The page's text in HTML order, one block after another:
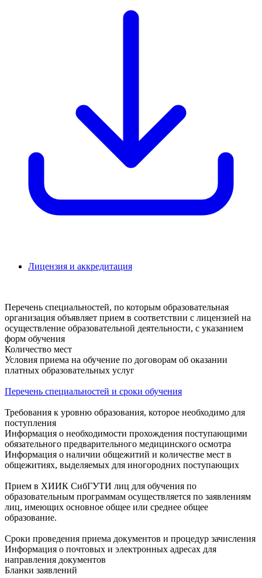
Лицензия и аккредитация
Перечень специальностей, по которым образовательная
организация объявляет прием в соответствии с лицензией на
осуществление образовательной деятельности, с указанием
форм обучения
Количество мест
Условия приема на обучение по договорам об оказании
платных образовательных услуг
Перечень специальностей и сроки обучения
Требования к уровню образования, которое необходимо для
поступления
Информация о необходимости прохождения поступающими
обязательного предварительного медицинского осмотра
Информация о наличии общежитий и количестве мест в
общежитиях, выделяемых для иногородних поступающих
Прием в ХИИК СибГУТИ лиц для обучения по
образовательным программам осуществляется по заявлениям
лиц, имеющих основное общее или среднее общее
образование.
Сроки проведения приема документов и процедур зачисления
Информация о почтовых и электронных адресах для
направления документов
Бланки заявлений